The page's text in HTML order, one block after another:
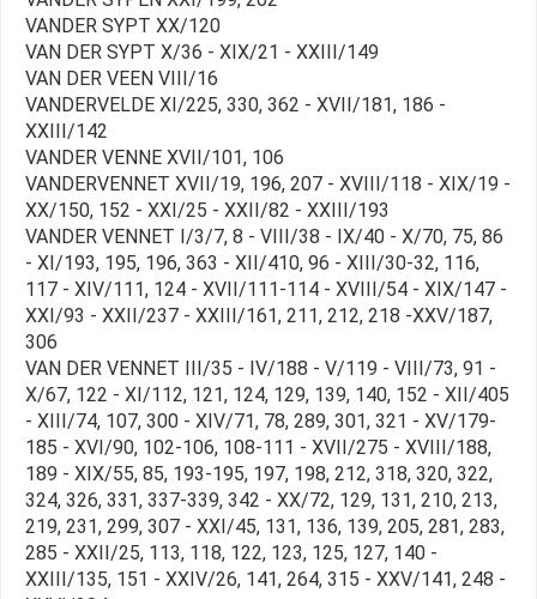
VANDER SYPT XX/120
VAN DER SYPT X/36 - XIX/21 - XXIII/149
VAN DER VEEN VIII/16
VANDERVELDE XI/225, 330, 362 - XVII/181, 186 -
XXIII/142
VANDER VENNE XVII/101, 106
VANDERVENNET XVII/19, 196, 207 - XVIII/118 - XIX/19 -
XX/150, 152 - XXI/25 - XXII/82 - XXIII/193
VANDER VENNET I/3/7, 8 - VIII/38 - IX/40 - X/70, 75, 86
- XI/193, 195, 196, 363 - XII/410, 96 - XIII/30-32, 116,
117 - XIV/111, 124 - XVII/111-114 - XVIII/54 - XIX/147 -
XXI/93 - XXII/237 - XXIII/161, 211, 212, 218 -XXV/187,
306
VAN DER VENNET III/35 - IV/188 - V/119 - VIII/73, 91 -
X/67, 122 - XI/112, 121, 124, 129, 139, 140, 152 - XII/405
- XIII/74, 107, 300 - XIV/71, 78, 289, 301, 321 - XV/179-
185 - XVI/90, 102-106, 108-111 - XVII/275 - XVIII/188,
189 - XIX/55, 85, 193-195, 197, 198, 212, 318, 320, 322,
324, 326, 331, 337-339, 342 - XX/72, 129, 131, 210, 213,
219, 231, 299, 307 - XXI/45, 131, 136, 139, 205, 281, 283,
285 - XXII/25, 113, 118, 122, 123, 125, 127, 140 -
XXIII/135, 151 - XXIV/26, 141, 264, 315 - XXV/141, 248 -